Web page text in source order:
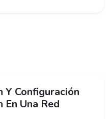
Y Configuración
En Una Red